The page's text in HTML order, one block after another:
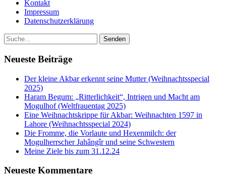
Kontakt
Impressum
Datenschutzerklärung
Neueste Beiträge
Der kleine Akbar erkennt seine Mutter (Weihnachtsspecial
2025)
Haram Begum: „Ritterlichkeit“, Intrigen und Macht am
Mogulhof (Weltfrauentag 2025)
Eine Weihnachtskrippe für Akbar: Weihnachten 1597 in
Lahore (Weihnachtsspecial 2024)
Die Fromme, die Vorlaute und Hexenmilch: der
Mogulherrscher Jahângîr und seine Schwestern
Meine Ziele bis zum 31.12.24
Neueste Kommentare